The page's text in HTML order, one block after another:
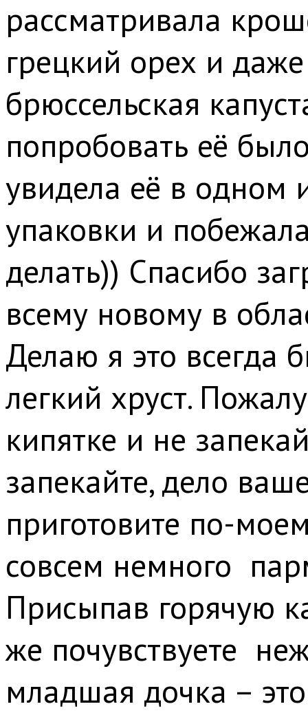
рассматривала
грецкий орех и
брюссельская
попробовать её
увидела её в одном
упаковки и
делать)) Спасибо
всему новому в
Делаю я это всегда
легкий хруст.
кипятке и не
запекайте, дело
приготовите по-
совсем немного
Присыпав горячую
же почувствуете
младшая дочка –